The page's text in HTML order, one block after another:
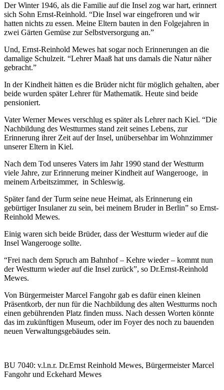
Der Winter 1946, als die Familie auf die Insel zog war hart, erinnert
sich Sohn Ernst-Reinhold. “Die Insel war eingefroren und wir
hatten nichts zu essen. Meine Eltern bauten in den Folgejahren in
zwei Gärten Gemüse zur Selbstversorgung an.”
Und, Ernst-Reinhold Mewes hat sogar noch Erinnerungen an die
damalige Schulzeit. “Lehrer Maaß hat uns damals die Natur näher
gebracht.”
In der Kindheit hätten es die Brüder nicht für möglich gehalten, aber
beide wurden später Lehrer für Mathematik. Heute sind beide
pensioniert.
Vater Werner Mewes verschlug es später als Lehrer nach Kiel. “Die
Nachbildung des Westturmes stand zeit seines Lebens, zur
Erinnerung ihrer Zeit auf der Insel, unübersehbar im Wohnzimmer
unserer Eltern in Kiel.
Nach dem Tod unseres Vaters im Jahr 1990 stand der Westturm
viele Jahre, zur Erinnerung meiner Kindheit auf Wangerooge, in
meinem Arbeitszimmer, in Schleswig.
Später fand der Turm seine neue Heimat, als Erinnerung ein
gebürtiger Insulaner zu sein, bei meinem Bruder in Berlin” so Ernst-
Reinhold Mewes.
Einig waren sich beide Brüder, dass der Westturm wieder auf die
Insel Wangerooge sollte.
“Frei nach dem Spruch am Bahnhof – Kehre wieder – kommt nun
der Westturm wieder auf die Insel zurück”, so Dr.Ernst-Reinhold
Mewes.
Von Bürgermeister Marcel Fangohr gab es dafür einen kleinen
Präsentkorb, der nun für die Nachbildung des alten Westturms noch
einen gebührenden Platz finden muss. Nach dessen Worten könnte
das im zukünftigen Museum, oder im Foyer des noch zu bauenden
neuen Verwaltungsgebäudes sein.
BU 7040: v.l.n.r. Dr.Ernst Reinhold Mewes, Bürgermeister Marcel
Fangohr und Eckehard Mewes